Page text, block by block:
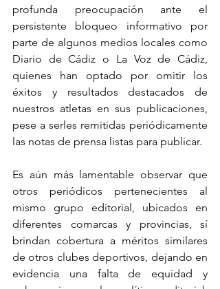
profunda preocupación ante el
persistente bloqueo informativo por
parte de algunos medios locales como
Diario de Cádiz o La Voz de Cádiz,
quienes han optado por omitir los
éxitos y resultados destacados de
nuestros atletas en sus publicaciones,
pese a serles remitidas periódicamente
las notas de prensa listas para publicar.
Es aún más lamentable observar que
otros periódicos pertenecientes al
mismo grupo editorial, ubicados en
diferentes comarcas y provincias, sí
brindan cobertura a méritos similares
de otros clubes deportivos, dejando en
evidencia una falta de equidad y